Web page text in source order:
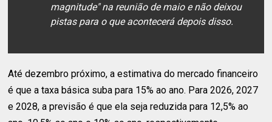
magnitude" na reunião de maio e não deixou
pistas para o que acontecerá depois disso.
Até dezembro próximo, a estimativa do mercado financeiro
é que a taxa básica suba para 15% ao ano. Para 2026, 2027
e 2028, a previsão é que ela seja reduzida para 12,5% ao